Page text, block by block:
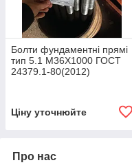
Болти фундаментні прямі
тип 5.1 М36Х1000 ГОСТ
24379.1-80(2012)
Ціну уточнюйте
Про нас